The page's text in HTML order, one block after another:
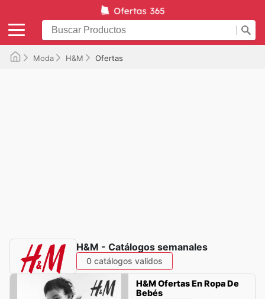
Moda H&M Ofertas
H&M - Catálogos semanales
0 catálogos validos
H&M Ofertas En Ropa De
Bebés